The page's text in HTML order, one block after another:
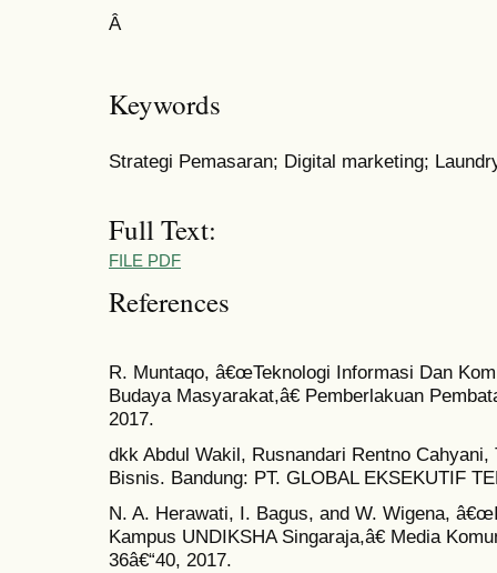
Â
Keywords
Strategi Pemasaran; Digital marketing;
Full Text:
FILE PDF
References
R. Muntaqo, â€œTeknologi Informasi Dan
Budaya Masyarakat,â€ Pemberlakuan
2017.
dkk Abdul Wakil, Rusnandari Rentno
Bisnis. Bandung: PT. GLOBAL EKSEKUTIF
N. A. Herawati, I. Bagus, and W. Wigena,
Kampus UNDIKSHA Singaraja,â€ Media
36â€“40, 2017.